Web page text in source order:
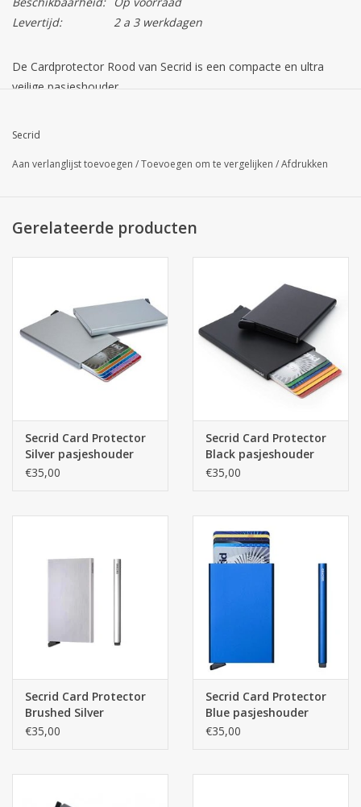
Levertijd:
2 a 3 werkdagen
De Cardprotector Rood van Secrid is een compacte en ultra
veilige pasjeshouder.
De superdunne rode aluminium cardprotector bergt maximaal 6
vingerbeweging de pasjes er mooi trapsgewijs uit. De kaarten
Nederland, waardoor de kwaliteit, arbeidsomstandigheden en
zorg voor het milieu goed geregeld zijn.
Afmetingen: 10.2 x 6.3 x 0.8 cm
Secrid
Aan verlanglijst toevoegen /Toevoegen om te vergelijken /Afdrukken
Gerelateerde producten
Secrid Card Protector
Silver pasjeshouder
€35,00
Secrid Card Protector
Black pasjeshouder
€35,00
Secrid Card Protector
Brushed Silver
pasjeshouder
€35,00
Secrid Card Protector
Blue pasjeshouder
€35,00